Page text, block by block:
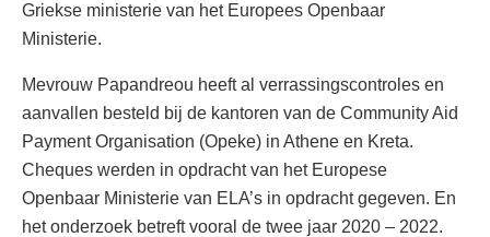
Griekse ministerie van het Europees Openbaar
Ministerie.
Mevrouw Papandreou heeft al verrassingscontroles en
aanvallen besteld bij de kantoren van de Community Aid
Payment Organisation (Opeke) in Athene en Kreta.
Cheques werden in opdracht van het Europese
Openbaar Ministerie van ELA’s in opdracht gegeven. En
het onderzoek betreft vooral de twee jaar 2020 – 2022.